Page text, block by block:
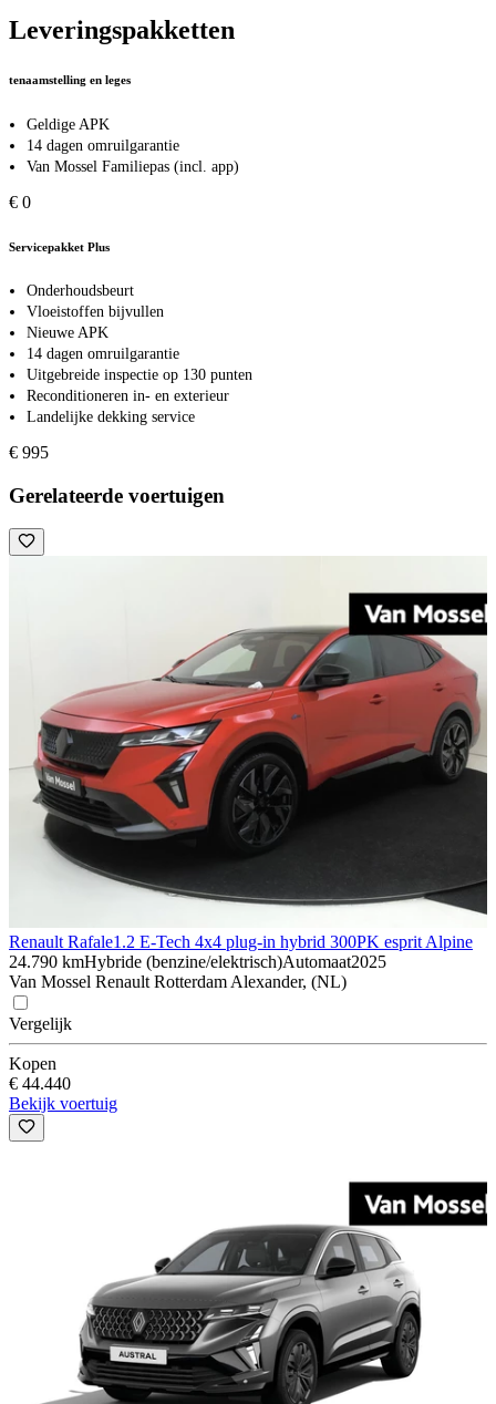
Leveringspakketten
tenaamstelling en leges
Geldige APK
14 dagen omruilgarantie
Van Mossel Familiepas (incl. app)
€ 0
Servicepakket Plus
Onderhoudsbeurt
Vloeistoffen bijvullen
Nieuwe APK
14 dagen omruilgarantie
Uitgebreide inspectie op 130 punten
Reconditioneren in- en exterieur
Landelijke dekking service
€ 995
Gerelateerde voertuigen
Renault Rafale1.2 E-Tech 4x4 plug-in hybrid 300PK esprit Alpine
24.790 kmHybride (benzine/elektrisch)Automaat2025
Van Mossel Renault Rotterdam Alexander, (NL)
Vergelijk
Kopen
€ 44.440
Bekijk voertuig